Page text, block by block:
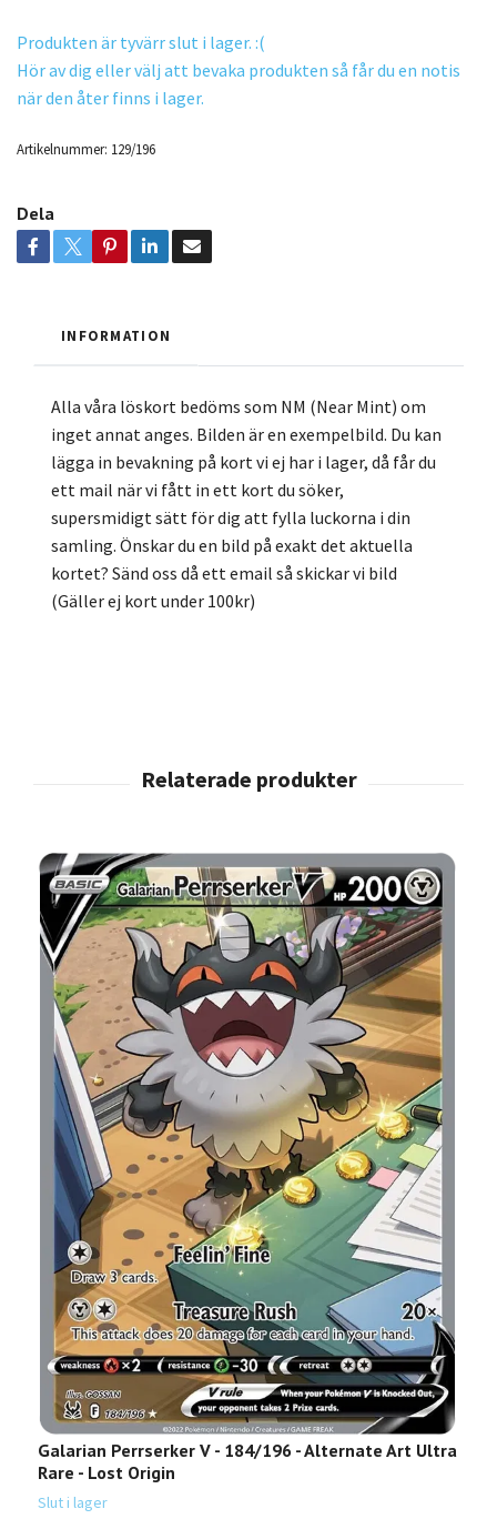
Produkten är tyvärr slut i lager. :(
Hör av dig eller välj att bevaka produkten så får du en notis
när den åter finns i lager.
Artikelnummer: 129/196
Dela
INFORMATION
Alla våra löskort bedöms som NM (Near Mint) om
inget annat anges. Bilden är en exempelbild. Du kan
lägga in bevakning på kort vi ej har i lager, då får du
ett mail när vi fått in ett kort du söker,
supersmidigt sätt för dig att fylla luckorna i din
samling. Önskar du en bild på exakt det aktuella
kortet? Sänd oss då ett email så skickar vi bild
(Gäller ej kort under 100kr)
Galarian Perrserker V - 184/196 - Alternate Art Ultra
Rare - Lost Origin
Slut i lager